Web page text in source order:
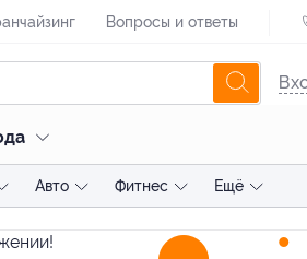
Вопросы и ответы
Авто Фитнес Ещё